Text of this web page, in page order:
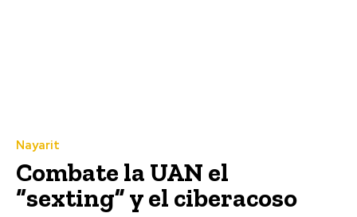
Nayarit
Combate la UAN el
“sexting” y el ciberacoso